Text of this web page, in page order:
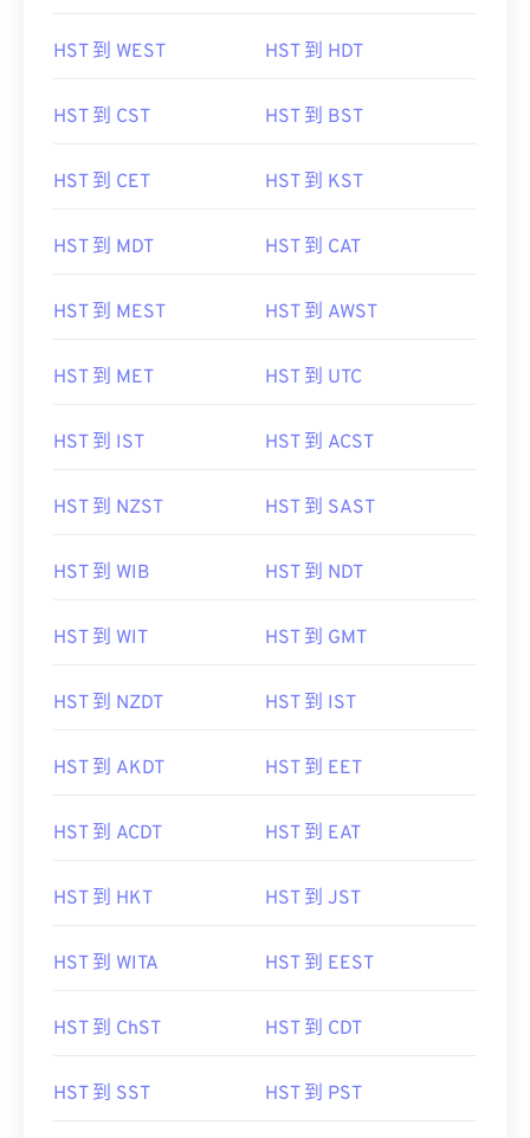
HST 到 WEST HST 到 HDT
HST 到 CST HST 到 BST
HST 到 CET HST 到 KST
HST 到 MDT HST 到 CAT
HST 到 MEST HST 到 AWST
HST 到 MET HST 到 UTC
HST 到 IST HST 到 ACST
HST 到 NZST HST 到 SAST
HST 到 WIB HST 到 NDT
HST 到 WIT HST 到 GMT
HST 到 NZDT HST 到 IST
HST 到 AKDT HST 到 EET
HST 到 ACDT HST 到 EAT
HST 到 HKT HST 到 JST
HST 到 WITA HST 到 EEST
HST 到 ChST HST 到 CDT
HST 到 SST HST 到 PST